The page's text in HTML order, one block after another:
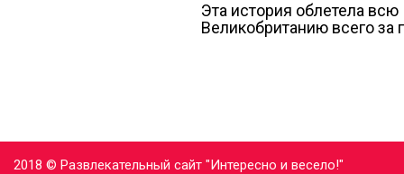
Эта история облетела всю
Великобританию всего за
2018 © Развлекательный сайт "Интересно и весело!"